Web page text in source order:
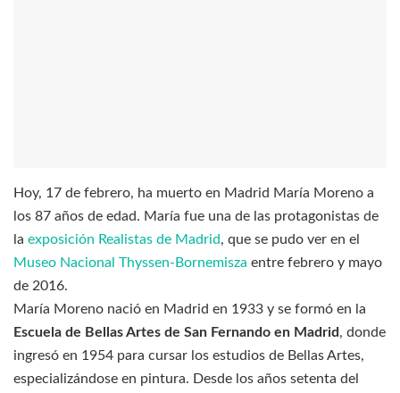
Hoy, 17 de febrero, ha muerto en Madrid María Moreno a
los 87 años de edad. María fue una de las protagonistas de
la exposición Realistas de Madrid, que se pudo ver en el
Museo Nacional Thyssen-Bornemisza entre febrero y mayo
de 2016.
María Moreno nació en Madrid en 1933 y se formó en la
Escuela de Bellas Artes de San Fernando en Madrid, donde
ingresó en 1954 para cursar los estudios de Bellas Artes,
especializándose en pintura. Desde los años setenta del